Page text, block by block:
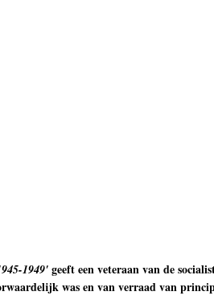
1949' geeft een veteraan van de
was en van verraad van